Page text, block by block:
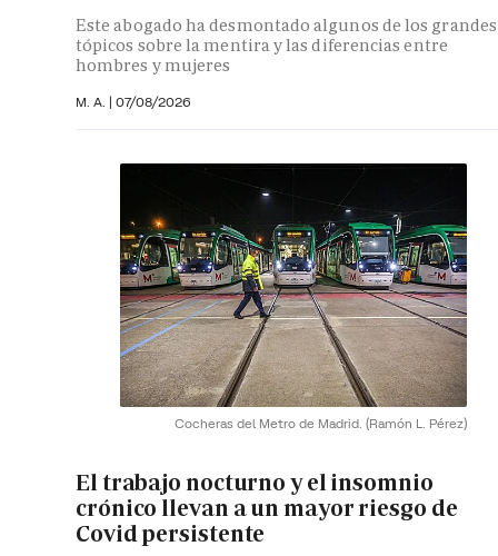
Este abogado ha desmontado algunos de los grandes
tópicos sobre la mentira y las diferencias entre
hombres y mujeres
M. A. | 07/08/2026
Cocheras del Metro de Madrid. (Ramón L. Pérez)
El trabajo nocturno y el insomnio
crónico llevan a un mayor riesgo de
Covid persistente